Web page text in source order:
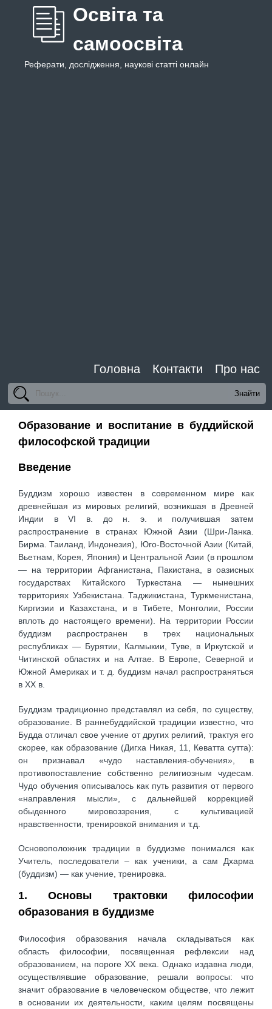
Освіта та
самоосвіта
Реферати, дослідження, наукові статті онлайн
Головна Контакти Про нас
Образование и воспитание в буддийской
философской традиции
Введение
Буддизм хорошо известен в современном мире как
древнейшая из мировых религий, возникшая в Древней
Индии в VI в. до н. э. и получившая затем
распространение в странах Южной Азии (Шри-Ланка.
Бирма. Таиланд, Индонезия), Юго-Восточной Азии (Китай,
Вьетнам, Корея, Япония) и Центральной Азии (в прошлом
— на территории Афганистана, Пакистана, в оазисных
государствах Китайского Туркестана — нынешних
территориях Узбекистана. Таджикистана, Туркменистана,
Киргизии и Казахстана, и в Тибете, Монголии, России
вплоть до настоящего времени). На территории России
буддизм распространен в трех национальных
республиках — Бурятии, Калмыкии, Туве, в Иркутской и
Читинской областях и на Алтае. В Европе, Северной и
Южной Америках и т. д. буддизм начал распространяться
в XX в.
Буддизм традиционно представлял из себя, по существу,
образование. В раннебуддийской традиции известно, что
Будда отличал свое учение от других религий, трактуя его
скорее, как образование (Дигха Никая, 11, Кеватта сутта):
он признавал «чудо наставления-обучения», в
противопоставление собственно религиозным чудесам.
Чудо обучения описывалось как путь развития от первого
«направления мысли», с дальнейшей коррекцией
обыденного мировоззрения, с культивацией
нравственности, тренировкой внимания и т.д.
Основоположник традиции в буддизме понимался как
Учитель, последователи – как ученики, а сам Дхарма
(буддизм) — как учение, тренировка.
1. Основы трактовки философии
образования в буддизме
Философия образования начала складываться как
область философии, посвященная рефлексии над
образованием, на пороге XX века. Однако издавна люди,
осуществлявшие образование, решали вопросы: что
значит образование в человеческом обществе, что лежит
в основании их деятельности, каким целям посвящены